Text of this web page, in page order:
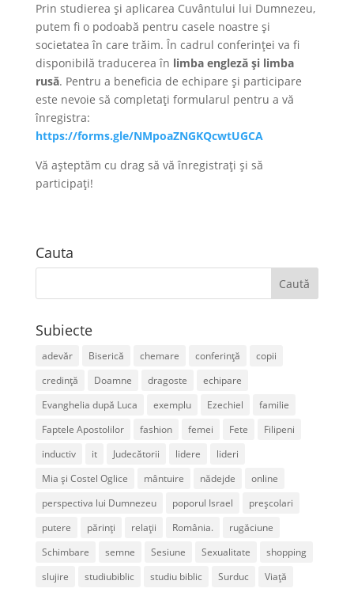
Prin studierea și aplicarea Cuvântului lui Dumnezeu,
putem fi o podoabă pentru casele noastre și
societatea în care trăim. În cadrul conferinței va fi
disponibilă traducerea în limba engleză și limba
rusă. Pentru a beneficia de echipare și participare
este nevoie să completați formularul pentru a vă
înregistra:
https://forms.gle/NMpoaZNGKQcwtUGCA
Vă așteptăm cu drag să vă înregistrați și să
participați!
Cauta
Subiecte
adevăr Biserică chemare conferință
copii
credință
Doamne dragoste
echipare
Evanghelia după Luca
exemplu Ezechiel
familie
Faptele Apostolilor
fashion femei Fete
Filipeni
inductiv
it Judecătorii lidere
lideri
Mia și Costel Oglice
mântuire nădejde
online
perspectiva lui Dumnezeu
poporul Israel
preșcolari
putere
părinți relații România.
rugăciune
Schimbare
semne Sesiune Sexualitate
shopping
slujire
studiubiblic studiu biblic Surduc Viață